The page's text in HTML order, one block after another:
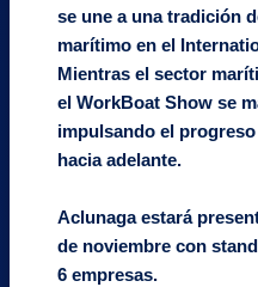
se une a una tradición
marítimo en el
Mientras el sector
el WorkBoat Show se
impulsando el
hacia adelante.
Aclunaga estará
de noviembre con
6 empresas.